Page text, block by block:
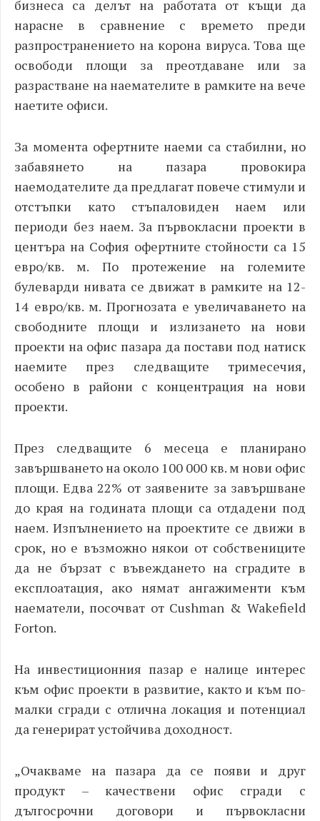
бизнеса са делът на работата от къщи да
нарасне в сравнение с времето преди
разпространението на корона вируса. Това ще
освободи площи за преотдаване или за
разрастване на наемателите в рамките на вече
наетите офиси.
За момента офертните наеми са стабилни, но
забавянето на пазара провокира
наемодателите да предлагат повече стимули и
отстъпки като стъпаловиден наем или
периоди без наем. За първокласни проекти в
центъра на София офертните стойности са 15
евро/кв. м. По протежение на големите
булеварди нивата се движат в рамките на 12-
14 евро/кв. м. Прогнозата е увеличаването на
свободните площи и излизането на нови
проекти на офис пазара да постави под натиск
наемите през следващите тримесечия,
особено в райони с концентрация на нови
проекти.
През следващите 6 месеца е планирано
завършването на около 100 000 кв. м нови офис
площи. Едва 22% от заявените за завършване
до края на годината площи са отдадени под
наем. Изпълнението на проектите се движи в
срок, но е възможно някои от собствениците
да не бързат с въвеждането на сградите в
експлоатация, ако нямат ангажименти към
наематели, посочват от Cushman & Wakefield
Forton.
На инвестиционния пазар е налице интерес
към офис проекти в развитие, както и към по-
малки сгради с отлична локация и потенциал
да генерират устойчива доходност.
„Очакваме на пазара да се появи и друг
продукт – качествени офис сгради с
дългосрочни договори и първокласни